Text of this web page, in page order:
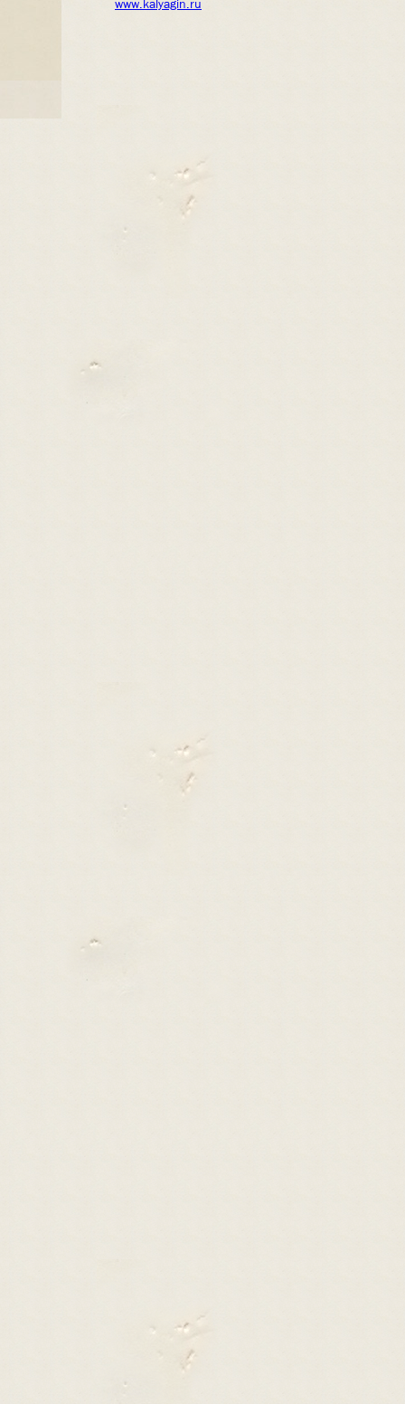
www.kalyagin.ru